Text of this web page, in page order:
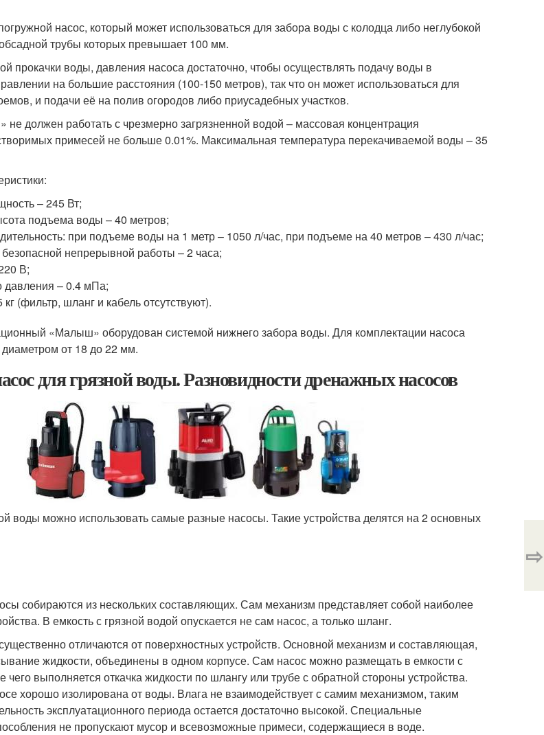
насос, который может использоваться для забора воды с колодца либо неглубокой
трубы которых превышает 100 мм.
прокачки воды, давления насоса достаточно, чтобы осуществлять подачу воды в
на большие расстояния (100-150 метров), так что он может использоваться для
и подачи её на полив огородов либо приусадебных участков.
должен работать с чрезмерно загрязненной водой – массовая концентрация
примесей не больше 0.01%. Максимальная температура перекачиваемой воды – 35
– 245 Вт;
подъема воды – 40 метров;
при подъеме воды на 1 метр – 1050 л/час, при подъеме на 40 метров – 430 л/час;
непрерывной работы – 2 часа;
В;
давления – 0.4 мПа;
кг (фильтр, шланг и кабель отсутствуют).
«Малыш» оборудован системой нижнего забора воды. Для комплектации насоса
диаметром от 18 до 22 мм.
для грязной воды. Разновидности дренажных насосов
воды можно использовать самые разные насосы. Такие устройства делятся на 2 основных
собираются из нескольких составляющих. Сам механизм представляет собой наиболее
В емкость с грязной водой опускается не сам насос, а только шланг.
отличаются от поверхностных устройств. Основной механизм и составляющая,
жидкости, объединены в одном корпусе. Сам насос можно размещать в емкости с
чего выполняется откачка жидкости по шлангу или трубе с обратной стороны устройства.
хорошо изолирована от воды. Влага не взаимодействует с самим механизмом, таким
эксплуатационного периода остается достаточно высокой. Специальные
не пропускают мусор и всевозможные примеси, содержащиеся в воде.
⇨